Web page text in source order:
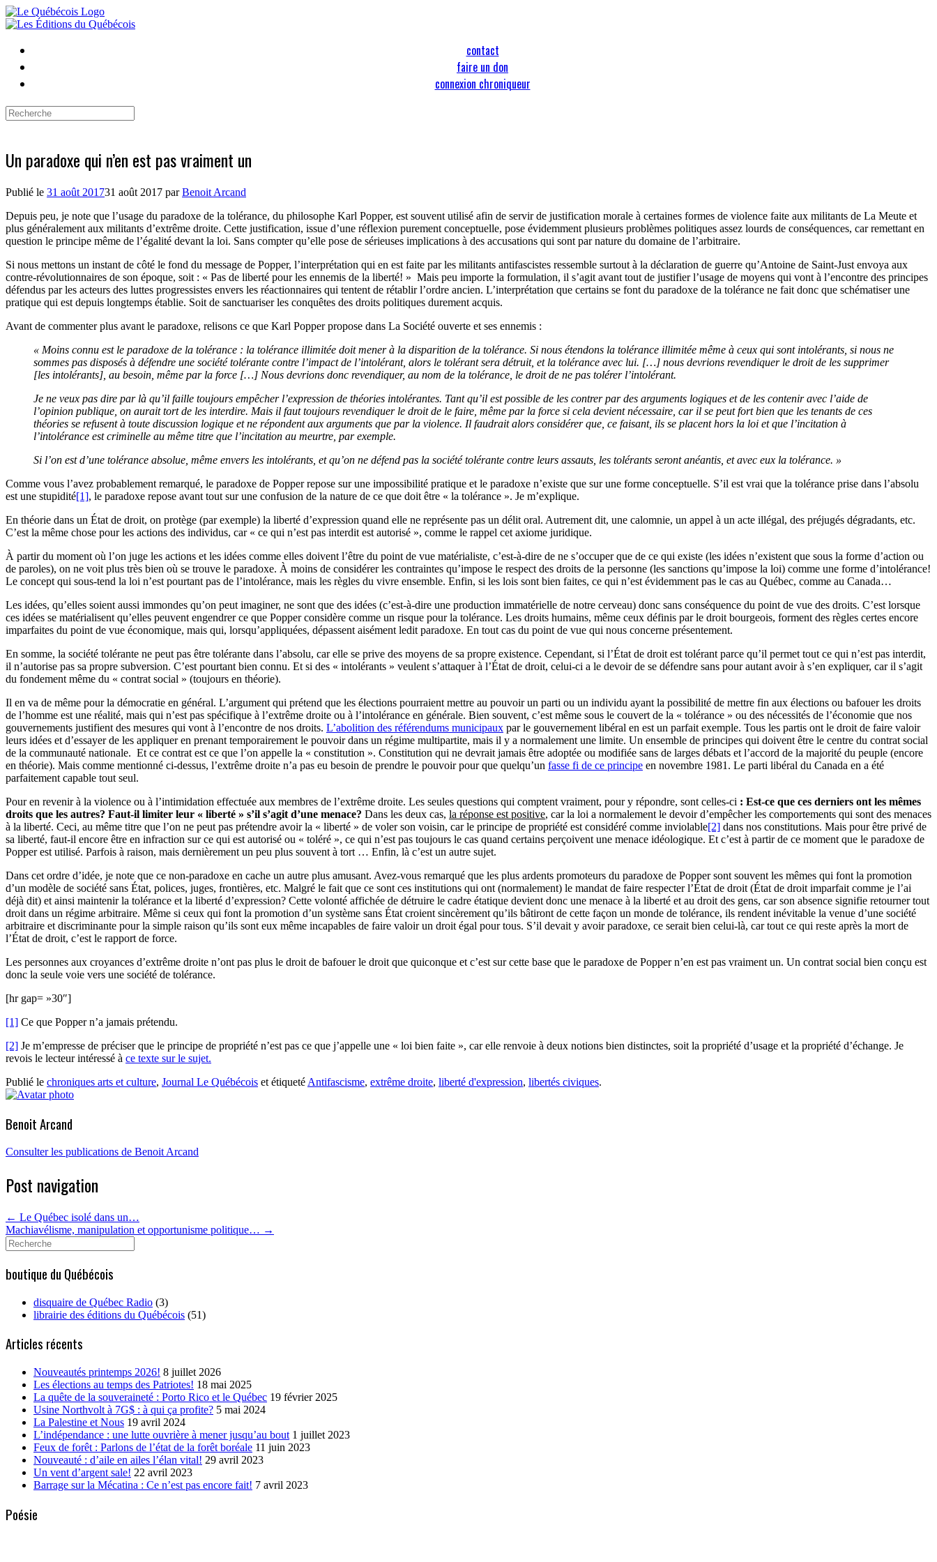
Skip
to
contact
faire un don
connexion chroniqueur
Search
Un paradoxe qui n’en est pas vraiment un
Publié le 31 août 201731 août 2017 parBenoit Arcand
Depuis peu, je note que l’usage du paradoxe de la tolérance, du philosophe Karl Popper, est souvent utilisé afin de servir de justification morale à certaines formes de violence faite aux militants de La Meute et
plus généralement aux militants d’extrême droite. Cette justification, issue d’une réflexion purement conceptuelle, pose évidemment plusieurs problèmes politiques assez lourds de conséquences, car remettant en
question le principe même de l’égalité devant la loi. Sans compter qu’elle pose de sérieuses implications à des accusations qui sont par nature du domaine de l’arbitraire.
Si nous mettons un instant de côté le fond du message de Popper, l’interprétation qui en est faite par les militants antifascistes ressemble surtout à la déclaration de guerre qu’Antoine de Saint-Just envoya aux
contre-révolutionnaires de son époque, soit : « Pas de liberté pour les ennemis de la liberté! » Mais peu importe la formulation, il s’agit avant tout de justifier l’usage de moyens qui vont à l’encontre des principes
défendus par les acteurs des luttes progressistes envers les réactionnaires qui tentent de rétablir l’ordre ancien. L’interprétation que certains se font du paradoxe de la tolérance ne fait donc que schématiser une
pratique qui est depuis longtemps établie. Soit de sanctuariser les conquêtes des droits politiques durement acquis.
Avant de commenter plus avant le paradoxe, relisons ce que Karl Popper propose dans La Société ouverte et ses ennemis :
« Moins connu est le paradoxe de la tolérance : la tolérance illimitée doit mener à la disparition de la tolérance. Si nous étendons la tolérance illimitée même à ceux qui sont intolérants, si nous ne
sommes pas disposés à défendre une société tolérante contre l’impact de l’intolérant, alors le tolérant sera détruit, et la tolérance avec lui. […] nous devrions revendiquer le droit de les supprimer
[les intolérants], au besoin, même par la force […] Nous devrions donc revendiquer, au nom de la tolérance, le droit de ne pas tolérer l’intolérant.
Je ne veux pas dire par là qu’il faille toujours empêcher l’expression de théories intolérantes. Tant qu’il est possible de les contrer par des arguments logiques et de les contenir avec l’aide de
l’opinion publique, on aurait tort de les interdire. Mais il faut toujours revendiquer le droit de le faire, même par la force si cela devient nécessaire, car il se peut fort bien que les tenants de ces
théories se refusent à toute discussion logique et ne répondent aux arguments que par la violence. Il faudrait alors considérer que, ce faisant, ils se placent hors la loi et que l’incitation à
l’intolérance est criminelle au même titre que l’incitation au meurtre, par exemple.
Si l’on est d’une tolérance absolue, même envers les intolérants, et qu’on ne défend pas la société tolérante contre leurs assauts, les tolérants seront anéantis, et avec eux la tolérance. »
Comme vous l’avez probablement remarqué, le paradoxe de Popper repose sur une impossibilité pratique et le paradoxe n’existe que sur une forme conceptuelle. S’il est vrai que la tolérance prise dans l’absolu
est une stupidité[1], le paradoxe repose avant tout sur une confusion de la nature de ce que doit être « la tolérance ». Je m’explique.
En théorie dans un État de droit, on protège (par exemple) la liberté d’expression quand elle ne représente pas un délit oral. Autrement dit, une calomnie, un appel à un acte illégal, des préjugés dégradants, etc.
C’est la même chose pour les actions des individus, car « ce qui n’est pas interdit est autorisé », comme le rappel cet axiome juridique.
À partir du moment où l’on juge les actions et les idées comme elles doivent l’être du point de vue matérialiste, c’est-à-dire de ne s’occuper que de ce qui existe (les idées n’existent que sous la forme d’action ou
de paroles), on ne voit plus très bien où se trouve le paradoxe. À moins de considérer les contraintes qu’impose le respect des droits de la personne (les sanctions qu’impose la loi) comme une forme d’intolérance!
Le concept qui sous-tend la loi n’est pourtant pas de l’intolérance, mais les règles du vivre ensemble. Enfin, si les lois sont bien faites, ce qui n’est évidemment pas le cas au Québec, comme au Canada…
Les idées, qu’elles soient aussi immondes qu’on peut imaginer, ne sont que des idées (c’est-à-dire une production immatérielle de notre cerveau) donc sans conséquence du point de vue des droits. C’est lorsque
ces idées se matérialisent qu’elles peuvent engendrer ce que Popper considère comme un risque pour la tolérance. Les droits humains, même ceux définis par le droit bourgeois, forment des règles certes encore
imparfaites du point de vue économique, mais qui, lorsqu’appliquées, dépassent aisément ledit paradoxe. En tout cas du point de vue qui nous concerne présentement.
En somme, la société tolérante ne peut pas être tolérante dans l’absolu, car elle se prive des moyens de sa propre existence. Cependant, si l’État de droit est tolérant parce qu’il permet tout ce qui n’est pas interdit,
il n’autorise pas sa propre subversion. C’est pourtant bien connu. Et si des « intolérants » veulent s’attaquer à l’État de droit, celui-ci a le devoir de se défendre sans pour autant avoir à s’en expliquer, car il s’agit
du fondement même du « contrat social » (toujours en théorie).
Il en va de même pour la démocratie en général. L’argument qui prétend que les élections pourraient mettre au pouvoir un parti ou un individu ayant la possibilité de mettre fin aux élections ou bafouer les droits
de l’homme est une réalité, mais qui n’est pas spécifique à l’extrême droite ou à l’intolérance en générale. Bien souvent, c’est même sous le couvert de la « tolérance » ou des nécessités de l’économie que nos
gouvernements justifient des mesures qui vont à l’encontre de nos droits. L’abolition des référendums municipaux par le gouvernement libéral en est un parfait exemple. Tous les partis ont le droit de faire valoir
leurs idées et d’essayer de les appliquer en prenant temporairement le pouvoir dans un régime multipartite, mais il y a normalement une limite. Un ensemble de principes qui doivent être le centre du contrat social
de la communauté nationale. Et ce contrat est ce que l’on appelle la « constitution ». Constitution qui ne devrait jamais être adoptée ou modifiée sans de larges débats et l’accord de la majorité du peuple (encore
en théorie). Mais comme mentionné ci-dessus, l’extrême droite n’a pas eu besoin de prendre le pouvoir pour que quelqu’un fasse fi de ce principe en novembre 1981. Le parti libéral du Canada en a été
parfaitement capable tout seul.
Pour en revenir à la violence ou à l’intimidation effectuée aux membres de l’extrême droite. Les seules questions qui comptent vraiment, pour y répondre, sont celles-ci : Est-ce que ces derniers ont les mêmes
droits que les autres? Faut-il limiter leur « liberté » s’il s’agit d’une menace? Dans les deux cas, la réponse est positive, car la loi a normalement le devoir d’empêcher les comportements qui sont des menaces
à la liberté. Ceci, au même titre que l’on ne peut pas prétendre avoir la « liberté » de voler son voisin, car le principe de propriété est considéré comme inviolable[2] dans nos constitutions. Mais pour être privé de
sa liberté, faut-il encore être en infraction sur ce qui est autorisé ou « toléré », ce qui n’est pas toujours le cas quand certains perçoivent une menace idéologique. Et c’est à partir de ce moment que le paradoxe de
Popper est utilisé. Parfois à raison, mais dernièrement un peu plus souvent à tort … Enfin, là c’est un autre sujet.
Dans cet ordre d’idée, je note que ce non-paradoxe en cache un autre plus amusant. Avez-vous remarqué que les plus ardents promoteurs du paradoxe de Popper sont souvent les mêmes qui font la promotion
d’un modèle de société sans État, polices, juges, frontières, etc. Malgré le fait que ce sont ces institutions qui ont (normalement) le mandat de faire respecter l’État de droit (État de droit imparfait comme je l’ai
déjà dit) et ainsi maintenir la tolérance et la liberté d’expression? Cette volonté affichée de détruire le cadre étatique devient donc une menace à la liberté et au droit des gens, car son absence signifie retourner tout
droit dans un régime arbitraire. Même si ceux qui font la promotion d’un système sans État croient sincèrement qu’ils bâtiront de cette façon un monde de tolérance, ils rendent inévitable la venue d’une société
arbitraire et discriminante pour la simple raison qu’ils sont eux même incapables de faire valoir un droit égal pour tous. S’il devait y avoir paradoxe, ce serait bien celui-là, car tout ce qui reste après la mort de
l’État de droit, c’est le rapport de force.
Les personnes aux croyances d’extrême droite n’ont pas plus le droit de bafouer le droit que quiconque et c’est sur cette base que le paradoxe de Popper n’en est pas vraiment un. Un contrat social bien conçu est
donc la seule voie vers une société de tolérance.
[hr gap= »30″]
[1] Ce que Popper n’a jamais prétendu.
[2] Je m’empresse de préciser que le principe de propriété n’est pas ce que j’appelle une « loi bien faite », car elle renvoie à deux notions bien distinctes, soit la propriété d’usage et la propriété d’échange. Je
revois le lecteur intéressé à ce texte sur le sujet.
Publié le chroniques arts et culture, Journal Le Québécois et étiqueté Antifascisme, extrême droite, liberté d'expression, libertés civiques.
Benoit Arcand
Consulter les publications de Benoit Arcand
Post navigation
← Le Québec isolé dans un…
Machiavélisme, manipulation et opportunisme politique… →
Search
for:
boutique du Québécois
disquaire de Québec Radio (3)
librairie des éditions du Québécois (51)
Articles récents
Nouveautés printemps 2026! 8 juillet 2026
Les élections au temps des Patriotes! 18 mai 2025
La quête de la souveraineté : Porto Rico et le Québec 19 février 2025
Usine Northvolt à 7G$ : à qui ça profite? 5 mai 2024
La Palestine et Nous 19 avril 2024
L’indépendance : une lutte ouvrière à mener jusqu’au bout 1 juillet 2023
Feux de forêt : Parlons de l’état de la forêt boréale 11 juin 2023
Nouveauté : d’aile en ailes l’élan vital! 29 avril 2023
Un vent d’argent sale! 22 avril 2023
Barrage sur la Mécatina : Ce n’est pas encore fait! 7 avril 2023
Poésie